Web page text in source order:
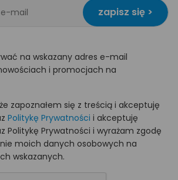
zapisz się >
na wskazany adres e-mail
i promocjach na
zapoznałem się z treścią i akceptuję
Politykę Prywatności i akceptuję
Politykę Prywatności i wyrażam zgodę
moich danych osobowych na
wskazanych.